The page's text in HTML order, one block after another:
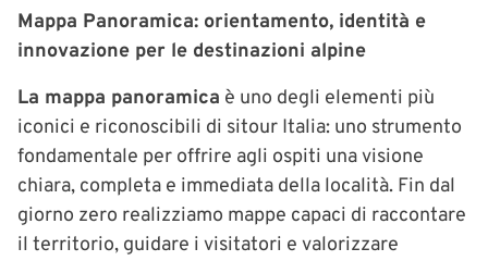
Mappa Panoramica: orientamento, identità e
innovazione per le destinazioni alpine
La mappa panoramica è uno degli elementi più
iconici e riconoscibili di sitour Italia: uno strumento
fondamentale per offrire agli ospiti una visione
chiara, completa e immediata della località. Fin dal
giorno zero realizziamo mappe capaci di raccontare
il territorio, guidare i visitatori e valorizzare